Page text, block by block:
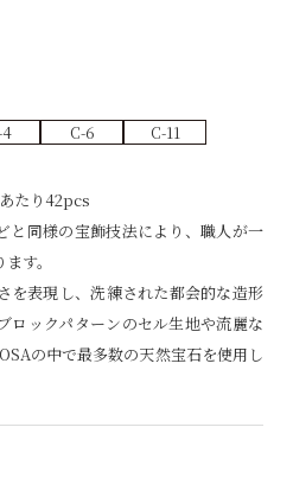
4 C-6 C-11
たり42pcs
と同様の宝飾技法により、職人が一
す。
を表現し、洗練された都会的な造形
ロックパターンのセル生地や流麗な
の中で最多数の天然宝石を使用し